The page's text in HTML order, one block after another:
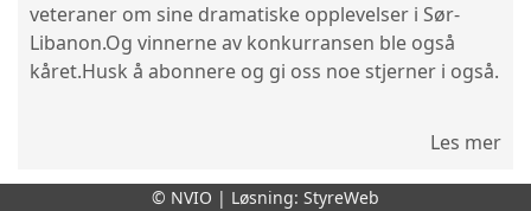
veteraner om sine dramatiske opplevelser i Sør-
Libanon.Og vinnerne av konkurransen ble også
kåret.Husk å abonnere og gi oss noe stjerner i også.
Les mer
© NVIO | Løsning: StyreWeb